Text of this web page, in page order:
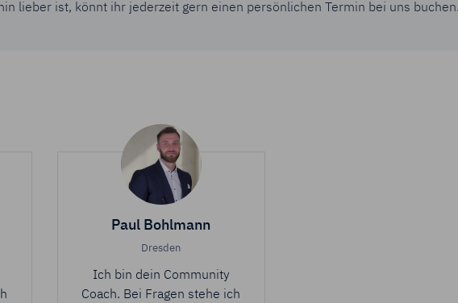
lieber ist, könnt ihr jederzeit gern einen persönlichen Termin bei uns
Paul Bohlmann
Dresden
Ich bin dein Community
Coach. Bei Fragen stehe ich